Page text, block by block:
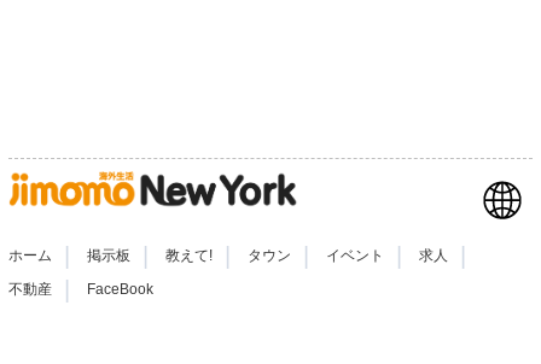
ホーム 掲示板 教えて! タウン イベント 求人
不動産 | FaceBook